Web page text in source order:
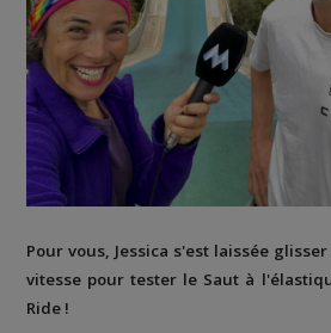
Pour vous, Jessica s'est laissée
vitesse pour tester le Saut à
Ride !